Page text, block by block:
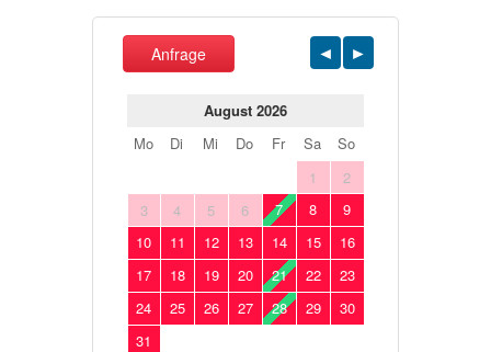
Anfrage
August 2026
Mo
Di Mi Do Fr Sa
So
1
2
3
4 5 6 7 8
9
10
11 12 13 14 15
16
17
18 19 20 21 22
23
24
25 26 27 28 29
30
31